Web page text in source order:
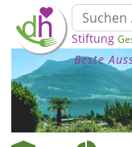
Stiftung
Beste